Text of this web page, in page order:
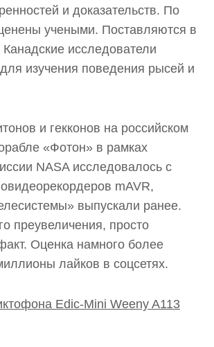
дополнительные сведения об
и возврат к исходным
и доказательств. По
учеными. Поставляются в
Канадские исследователи
изучения поведения рысей и
и гекконов на российском
«Фотон» в рамках
NASA исследовалось с
mAVR,
выпускали ранее.
преувеличения, просто
Оценка намного более
лайков в соцсетях.